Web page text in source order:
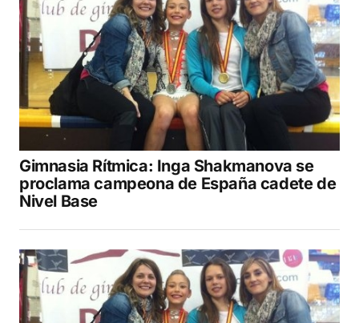
Gimnasia Rítmica: Inga Shakmanova se
proclama campeona de España cadete de
Nivel Base